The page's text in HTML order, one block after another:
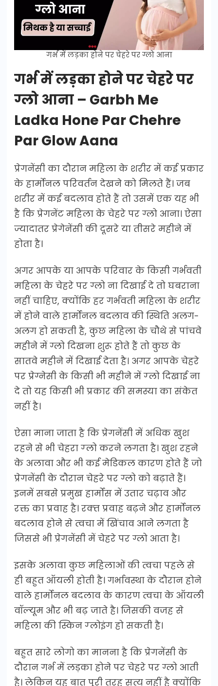
गर्भ में लड़का होने पर चेहरे पर ग्लो आना
गर्भ में लड़का होने पर चेहरे पर
ग्लो आना – Garbh Me
Ladka Hone Par Chehre
Par Glow Aana
प्रेगनेंसी का दौरान महिला के शरीर में कई प्रकार
के हार्मोनल परिवर्तन देखने को मिलते हैं। जब
शरीर में कई बदलाव होते हैं तो उसमें एक यह भी
है कि प्रेगनेंट महिला के चेहरे पर ग्लो आना। ऐसा
ज्यादातर प्रेगेनेंसी की दूसरे या तीसरे महीने में
होता है।
अगर आपके या आपके परिवार के किसी गर्भवती
महिला के चेहरे पर ग्लो ना दिखाई दे तो घबराना
नहीं चाहिए, क्योंकि हर गर्भवती महिला के शरीर
में होने वाले हार्मोनल बदलाव की स्थिति अलग-
अलग हो सकती है, कुछ महिला के चौथे से पांचवे
महीने में ग्लो दिखना शुरू होते हैं तो कुछ के
सातवे महीने में दिखाई देता है। अगर आपके चेहरे
पर प्रेग्नेसी के किसी भी महीने में ग्‍लो दिखाई ना
दे तो यह किसी भी प्रकार की समस्या का संकेत
नहीं है।
ऐसा माना जाता है कि प्रेगनेंसी में अधिक खुश
रहने से भी चेहरा ग्‍लो करने लगता है। खुश रहने
के अलावा और भी कई मेडिकल कारण होते हैं जो
प्रेगनेंसी के दौरान चेहरे पर ग्लो को बढ़ाते हैं।
इनमें सबसे प्रमुख हार्मोंस में उतार चढ़ाव और
रक्त का प्रवाह है। रक्‍त प्रवाह बढ़ने और हार्मोनल
बदलाव होने से त्‍वचा में खिंचाव आने लगता है
जिससे भी प्रेगनेंसी में चेहरे पर ग्लो आता है।
इसके अलावा कुछ महिलाओं की त्वचा पहले से
ही बहुत ऑयली होती है। गर्भावस्था के दौरान होने
वाले हार्मोनल बदलाव के कारण त्वचा के ऑयली
वॉल्‍यूम और भी बढ़ जाते है। जिसकी वजह से
महिला की स्किन ग्‍लोइंग हो सकती है।
बहुत सारे लोगो का मानना है कि प्रेगनेंसी के
दौरान गर्भ में लड़का होने पर चेहरे पर ग्लो आती
है। लेकिन यह बात पूरी तरह सत्य नहीं है क्योंकि